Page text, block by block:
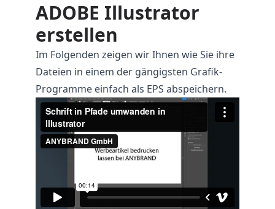
ADOBE Illustrator
erstellen
Im Folgenden zeigen wir Ihnen wie Sie ihre
Dateien in einem der gängigsten Grafik-
Programme einfach als EPS abspeichern.